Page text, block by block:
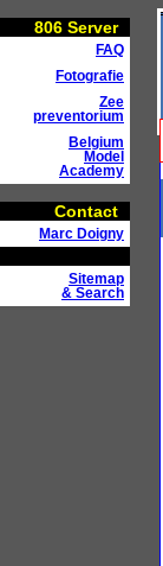
806 Server
FAQ
Fotografie
Zee
preventorium
Belgium
Model
Academy
Contact
Marc Doigny
Sitemap
& Search